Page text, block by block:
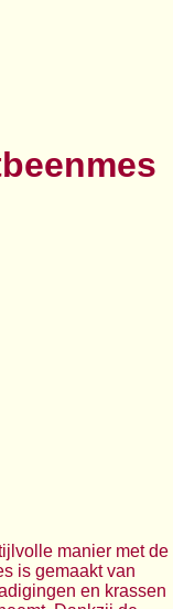
manier met de
is gemaakt van
en krassen